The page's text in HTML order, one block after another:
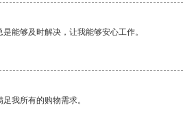
能够及时解决，让我能够安心工作。
我所有的购物需求。